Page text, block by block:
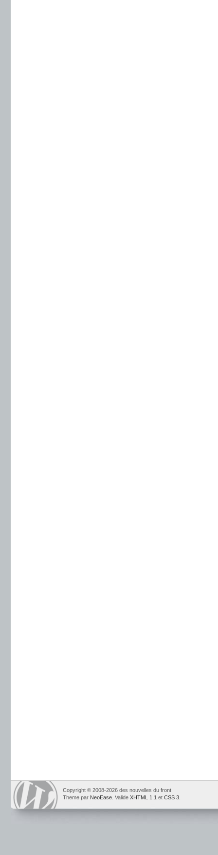
Copyright © 2008-2026 des nouvelles du front
Theme par NeoEase . Valide XHTML 1.1 et CSS 3